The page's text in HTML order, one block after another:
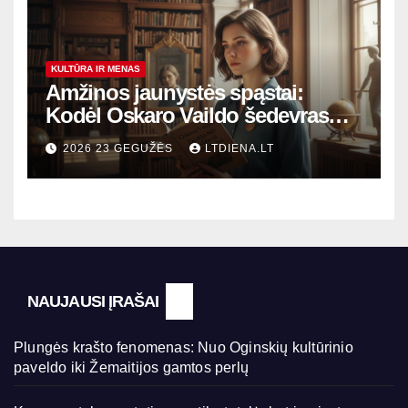
KULTŪRA IR MENAS
Amžinos jaunystės spąstai:
Kodėl Oskaro Vaildo šedevras
šiandien aktualesnis nei bet
kada?
2026 23 GEGUŽĖS LTDIENA.LT
NAUJAUSI ĮRAŠAI
Plungės krašto fenomenas: Nuo Oginskių kultūrinio
paveldo iki Žemaitijos gamtos perlų